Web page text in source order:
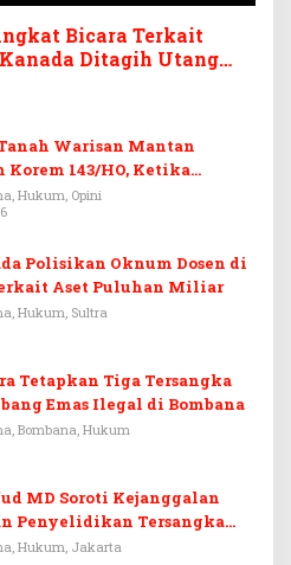
Bicara Terkait
Ditagih Utang
Warisan Mantan
Korem 143/HO, Ketika
Arena Pemerasan
Hukum, Opini
Polisikan Oknum Dosen di
Aset Puluhan Miliar
Hukum, Sultra
Tetapkan Tiga Tersangka
Emas Ilegal di Bombana
Bombana, Hukum
MD Soroti Kejanggalan
Penyelidikan Tersangka
Hukum, Jakarta